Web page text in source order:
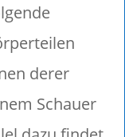
derer
Schauer